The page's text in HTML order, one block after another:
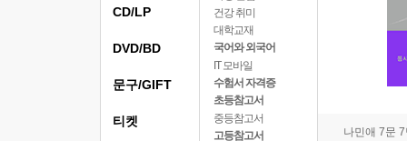
건강 취미
대학교재
국어와 외국어
IT 모바일
수험서 자격증
초등참고서
중등참고서
고등참고서
나민애 7문
CD/LP
DVD/BD
문구/GIFT
티켓